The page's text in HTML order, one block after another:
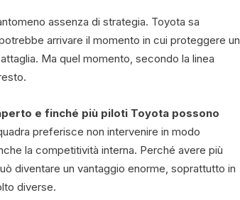
assenza di strategia. Toyota sa
arrivare il momento in cui proteggere un
Ma quel momento, secondo la linea
e finché più piloti Toyota possono
preferisce non intervenire in modo
la competitività interna. Perché avere più
diventare un vantaggio enorme, soprattutto in
diverse.